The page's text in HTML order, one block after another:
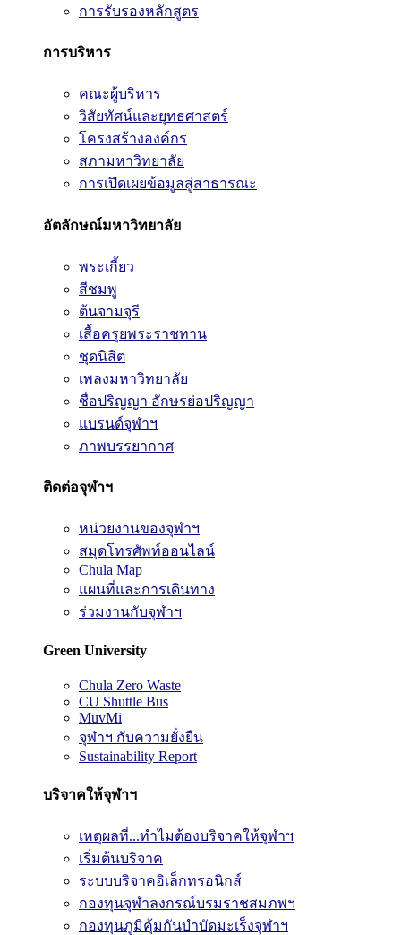
การรับรองหลักสูตร
การบริหาร
คณะผู้บริหาร
วิสัยทัศน์และยุทธศาสตร์
โครงสร้างองค์กร
สภามหาวิทยาลัย
การเปิดเผยข้อมูลสู่สาธารณะ
อัตลักษณ์มหาวิทยาลัย
พระเกี้ยว
สีชมพู
ต้นจามจุรี
เสื้อครุยพระราชทาน
ชุดนิสิต
เพลงมหาวิทยาลัย
ชื่อปริญญา อักษรย่อปริญญา
แบรนด์จุฬาฯ
ภาพบรรยากาศ
ติดต่อจุฬาฯ
หน่วยงานของจุฬาฯ
สมุดโทรศัพท์ออนไลน์
Chula Map
แผนที่และการเดินทาง
ร่วมงานกับจุฬาฯ
Green University
Chula Zero Waste
CU Shuttle Bus
MuvMi
จุฬาฯ กับความยั่งยืน
Sustainability Report
บริจาคให้จุฬาฯ
เหตุผลที่...ทำไมต้องบริจาคให้จุฬาฯ
เริ่มต้นบริจาค
ระบบบริจาคอิเล็กทรอนิกส์
กองทุนจุฬาลงกรณ์บรมราชสมภพฯ
กองทุนภูมิคุ้มกันบำบัดมะเร็งจุฬาฯ